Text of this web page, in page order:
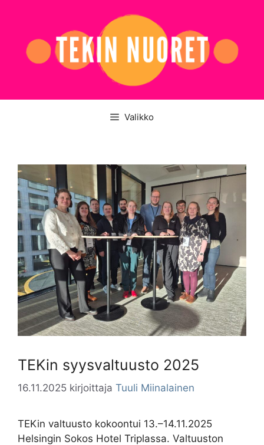
Valikko
TEKin syysvaltuusto 2025
16.11.2025 kirjoittaja Tuuli Miinalainen
TEKin valtuusto kokoontui 13.–14.11.2025
Helsingin Sokos Hotel Triplassa. Valtuuston